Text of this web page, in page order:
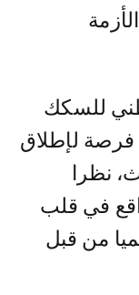
للسكك
فرصة لإطلاق
نظرا
في قلب
من قبل